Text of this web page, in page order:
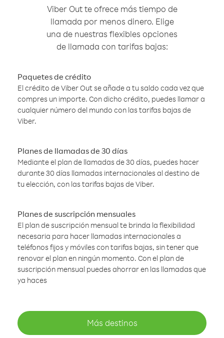
Viber Out te ofrece más tiempo de
llamada por menos dinero. Elige
una de nuestras flexibles opciones
de llamada con tarifas bajas:
Paquetes de crédito
El crédito de Viber Out se añade a tu saldo cada vez que
compres un importe. Con dicho crédito, puedes llamar a
cualquier número del mundo con las tarifas bajas de
Viber.
Planes de llamadas de 30 días
Mediante el plan de llamadas de 30 días, puedes hacer
durante 30 días llamadas internacionales al destino de
tu elección, con las tarifas bajas de Viber.
Planes de suscripción mensuales
El plan de suscripción mensual te brinda la flexibilidad
necesaria para hacer llamadas internacionales a
teléfonos fijos y móviles con tarifas bajas, sin tener que
renovar el plan en ningún momento. Con el plan de
suscripción mensual puedes ahorrar en las llamadas que
ya haces
Más destinos